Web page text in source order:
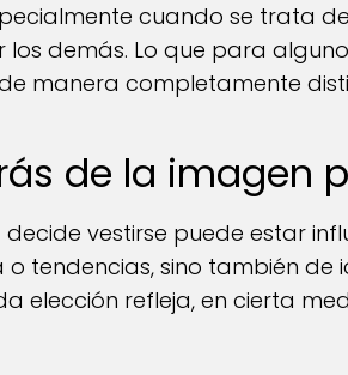
cuando se trata
demás. Lo que para
manera completamente
de la imagen
vestirse puede estar
tendencias, sino también de
elección refleja, en cierta